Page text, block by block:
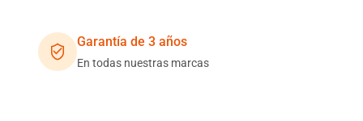
Garantía de 3 años
En todas nuestras marcas